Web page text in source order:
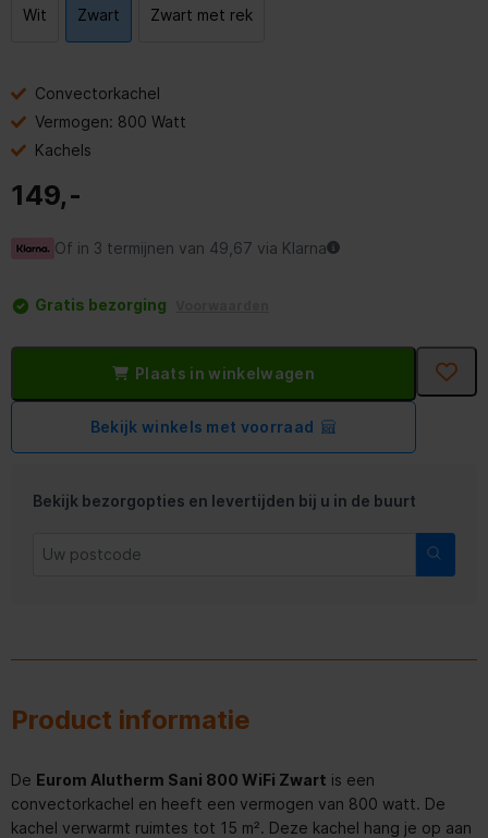
Wit Zwart Zwart met rek
Convectorkachel
Vermogen: 800 Watt
Kachels
149,-
Of in 3 termijnen van 49,67 via Klarna
Gratis bezorging
Plaats in winkelwagen
Bekijk winkels met voorraad
Bekijk bezorgopties en levertijden bij u in de buurt
Product informatie
De Eurom Alutherm Sani 800 WiFi Zwart is een
convectorkachel en heeft een vermogen van 800 watt. De
kachel verwarmt ruimtes tot 15 m². Deze kachel hang je op aan